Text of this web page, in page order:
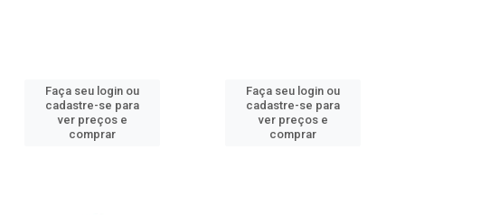
Faça seu login ou
cadastre-se para
ver preços e
comprar
Faça seu login ou
cadastre-se para
ver preços e
comprar